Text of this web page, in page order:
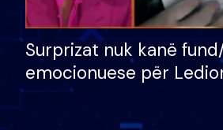
Surprizat nuk kanë
emocionuese për
nëna dhe fëmijët e tij,
nuk i mban dot lotët: